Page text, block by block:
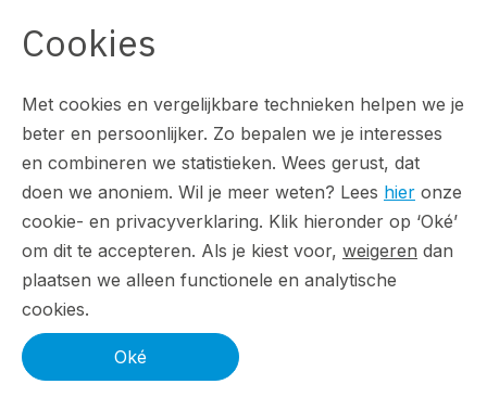
Artikelen
Meer boekingen uit Google Ads
conversiedata
Slim budgetteren voor nieuwe
reiscampagnes
Long tail keywords zorgen voor meer
Cookies
Met cookies en vergelijkbare technieken helpen we je
beter en persoonlijker. Zo bepalen we je interesses
en combineren we statistieken. Wees gerust, dat
doen we anoniem. Wil je meer weten? Lees hier onze
cookie- en privacyverklaring. Klik hieronder op ‘Oké’
om dit te accepteren. Als je kiest voor, weigeren dan
plaatsen we alleen functionele en analytische
cookies.
Oké